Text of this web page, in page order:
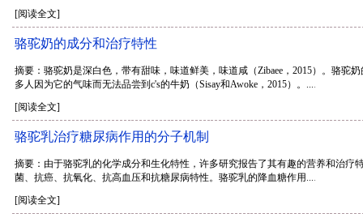
[阅读全文]
骆驼奶的成分和治疗特性
摘要：骆驼奶是深白色，带有甜味，味道鲜美，味道咸（Zibaee，2015）。骆
多人因为它的气味而无法品尝到c's的牛奶（Sisay和Awoke，2015）。....
[阅读全文]
骆驼乳治疗糖尿病作用的分子机制
摘要：由于骆驼乳的化学成分和生化特性，许多研究报告了其有趣的营养和治
菌、抗癌、抗氧化、抗高血压和抗糖尿病特性。骆驼乳的降血糖作用....
[阅读全文]